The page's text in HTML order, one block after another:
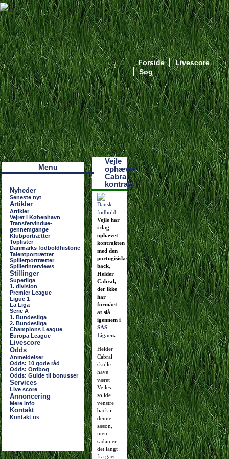
Forside
Livescore
Søg
Наши партнеры
лучшие займы
Menu
Nyheder
Seneste nyt
Artikler
Artikler
Vejret i København
Transfervindue-
gennemgange
Klubportrætter
Toplister
Danmarks fodboldhistorie
Talentportrætter
Spillerportrætter
Spillerinterviews
Stillinger
Superliga
1. division
Premier League
Ligue 1
La Liga
Serie A
1. Bundesliga
2. Bundesliga
Champions League
Europa League
Livescore
Odds
Anmeldelser
Odds: 10 gode råd
Odds: Ordbog
Odds: Guide til bonusser
Services
Live score
Annoncering
Mere info
Kontakt
Kontakt os
Vejle
ophæver
Cabrals
kontrakt
Vejle har
i dag
ophævet
kontrakten
med den
portugisiske
back,
Helder
Cabral,
der ikke
har
formået
at slå
igennem i
SAS
Ligaen.
Helder
Cabral
skulle
have
været
Vejles
solide
venstre
back i
denne
sæson,
men
sådan er
det langt
fra gået.